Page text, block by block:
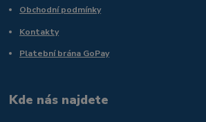
Obchodní podmínky
Kontakty
Platební brána GoPay
Kde nás najdete